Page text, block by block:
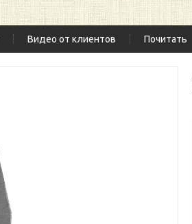
Видео от клиентов Почитать